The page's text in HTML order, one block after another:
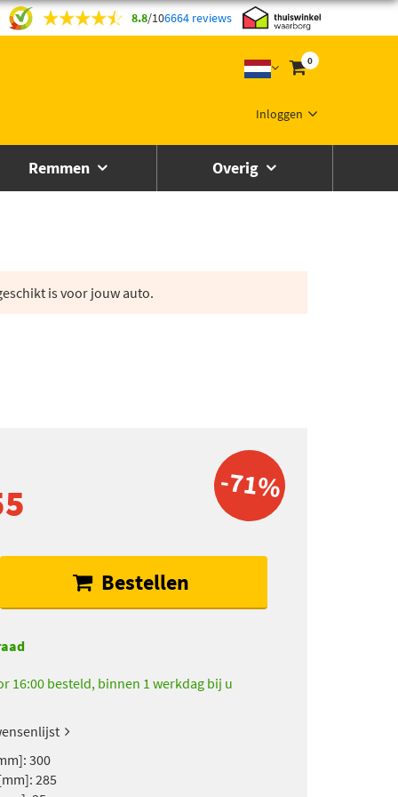
8.8/106664 reviews
0
Inloggen
Remmen Overig
is voor jouw auto.
-71%
Bestellen
16:00 besteld, binnen 1 werkdag bij u
300
285